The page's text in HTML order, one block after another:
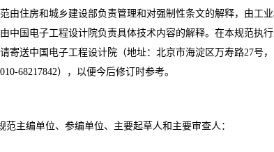
由住房和城乡建设部负责管理和对强制性条文的解释，由工
中国电子工程设计院负责具体技术内容的解释。在本规范执
寄送中国电子工程设计院（地址：北京市海淀区万寿路27号，
010-68217842），以便今后修订时参考。
范主编单位、参编单位、主要起草人和主要审查人：